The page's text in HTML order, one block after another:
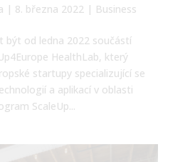
| 8. března 2022| Business
být od ledna 2022 součástí
HealthLab, který
startupy specializující se
a aplikací v oblasti
ScaleUp...